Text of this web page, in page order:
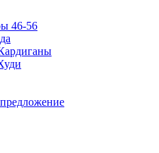
46-56